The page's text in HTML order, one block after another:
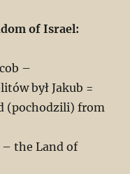
of Israel:
–
był Jakub =
(pochodzili) from
– the Land of